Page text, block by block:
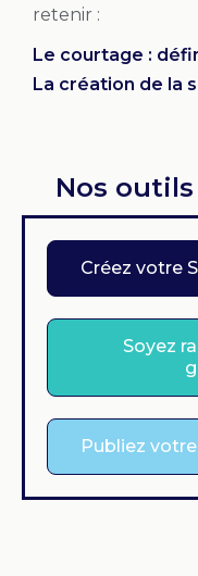
retenir :
Le courtage :
La création de la
Nos
Créez votre
Soyez
Publiez